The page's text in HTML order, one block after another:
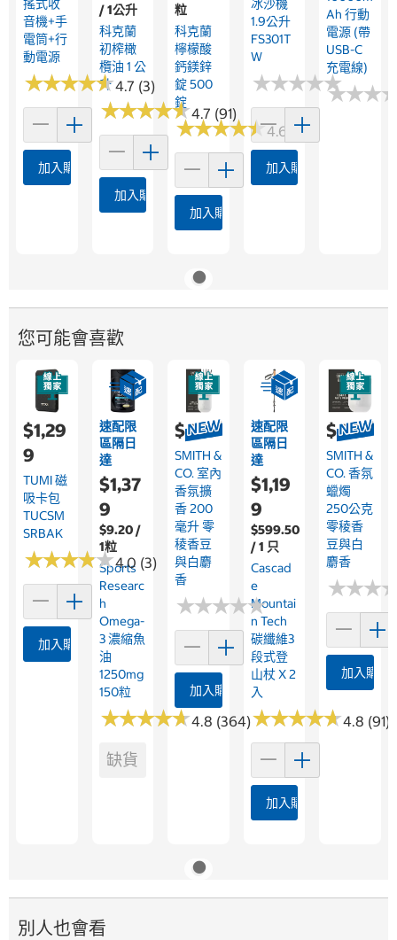
搖式收
音機+手
電筒+行
動電源
★★★★★
★★★★★4.7 (3)
加入購物車
/ 1公升
科克蘭
初榨橄
欖油 1 公
升
★★★★★
★★★★★4.7 (91)
加入購物車
粒
科克蘭
檸檬酸
鈣鎂鋅
錠 500
錠
★★★★★
★★★★★4.6 (16)
加入購物車
冰沙機
1.9公升
FS301T
W
★★★★★
★★★★★
加入購物車
Ah 行動
電源 (帶
USB-C
充電線)
★★★
★★★
您可能會喜歡
$1,29
9
TUMI 磁
吸卡包
TUCSM
SRBAK
★★★★★
★★★★★4.0 (3)
加入購物車
速配限
區隔日
達
$1,37
9
$9.20 /
1粒
Sports
Researc
H
Omega-
3 濃縮魚
油
1250mg
150粒
★★★★★
★★★★★4.8 (364)
缺貨
$499
SMITH &
CO. 室內
香氛擴
香 200
毫升 零
稜香豆
與白麝
香
★★★★★
★★★★★
加入購物車
速配限
區隔日
達
$1,19
9
$599.50
/ 1 只
Cascad
E
Mountai
N Tech
碳纖維3
段式登
山杖 X 2
入
★★★★★
★★★★★4.8 (91)
加入購物車
$499
SMITH &
CO. 香氛
蠟燭
250公克
零稜香
豆與白
麝香
★★★
★★★
加入購物
別人也會看